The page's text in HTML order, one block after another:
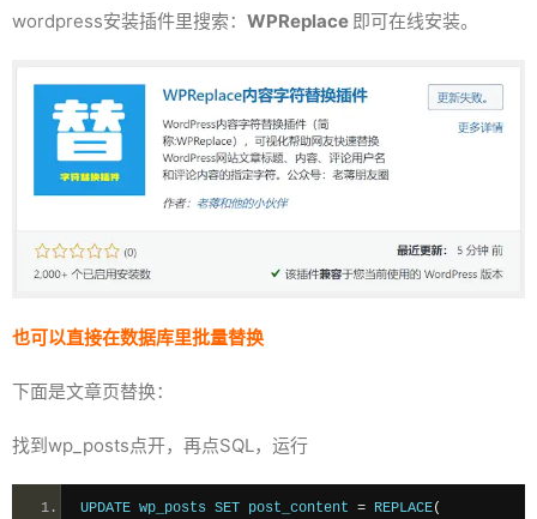
wordpress安装插件里搜索： WPReplace 即可在线安装。
也可以直接在数据库里批量替换
下面是文章页替换：
找到wp_posts点开，再点SQL，运行
UPDATE wp_posts SET post_content = REPLACE(